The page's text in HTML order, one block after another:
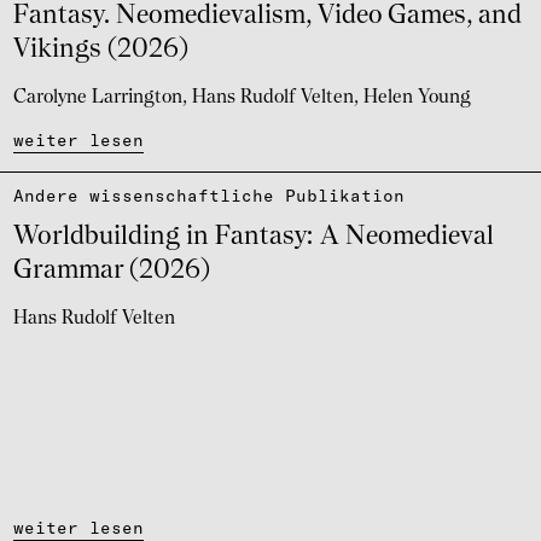
Fantasy. Neome­die­va­lism, Video Games, and
Vikings (2026)
Carolyne Larrington Hans Rudolf Velten Helen Young
weiter lesen
World­buil­ding in Fantasy: A Neome­die­val
Grammar (2026)
Andere wissen­schaft­li­che Publi­ka­tion
Hans Rudolf Velten
weiter lesen